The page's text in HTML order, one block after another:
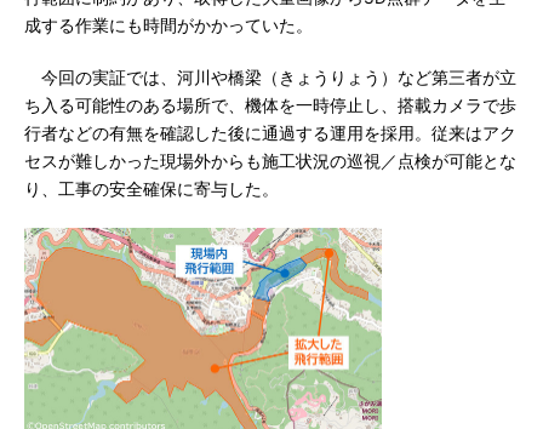
成する作業にも時間がかかっていた。
今回の実証では、河川や橋梁（きょうりょう）など第三者が立
ち入る可能性のある場所で、機体を一時停止し、搭載カメラで歩
行者などの有無を確認した後に通過する運用を採用。従来はアク
セスが難しかった現場外からも施工状況の巡視／点検が可能とな
り、工事の安全確保に寄与した。